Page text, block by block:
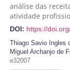
análise das
atividade
DOI: https://
Thiago Savio Ingles
Miguel Archanjo de
e32007